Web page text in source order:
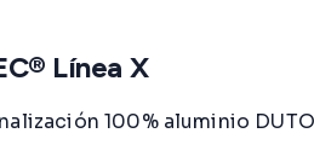
Línea X
100% aluminio